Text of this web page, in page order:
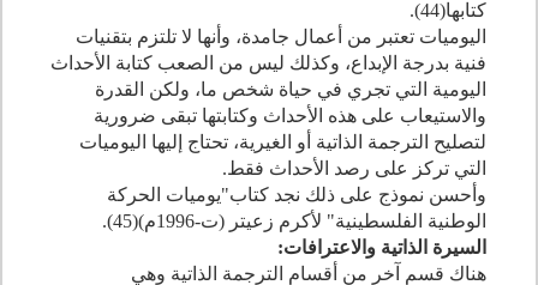
كتابها(44
).
اليوميات تعتبر من أعمال جامدة، وأنها لا تلتزم بتقنيات
فنية بدرجة الإبداع، وكذلك ليس من الصعب كتابة الأحداث
اليومية التي تجري في حياة شخص ما، ولكن القدرة
والاستيعاب على هذه الأحداث وكتابتها تبقى ضرورية
لتصليح الترجمة الذاتية أو الغيرية، تحتاج إليها اليوميات
التي تركز على رصد الأحداث فقط.
وأحسن نموذج على ذلك نجد كتاب"يوميات الحركة
الوطنية الفلسطينية" لأكرم زعيتر (ت-1996م)(45
).
السيرة الذاتية والاعترافات:
هناك قسم آخر من أقسام الترجمة الذاتية وهي